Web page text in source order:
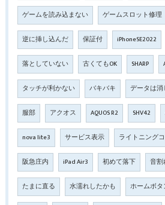
ゲームを読み込まない ゲームスロット修理
逆に挿し込んだ 保証付 iPhoneSE2022
落としていない 古くてもOK SHARP
タッチが利かない バキバキ データは
服部 アクオス AQUOS R2 SHV42
nova lite3 サービス表示 ライトニング
阪急庄内 iPad Air3 初めて落下 音割
たまに直る 水濡れしたかも ホームボ